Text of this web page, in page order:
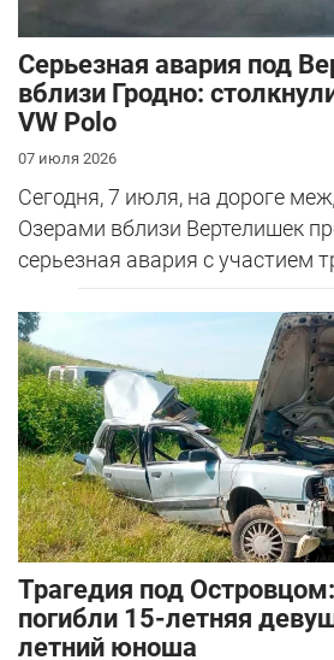
Серьезная авария под
вблизи Гродно:
VW Polo
07 июля 2026
Сегодня, 7 июля, на дороге
Озерами вблизи Вертелишек
серьезная авария с участием
Трагедия под
погибли 15-летняя
летний юноша